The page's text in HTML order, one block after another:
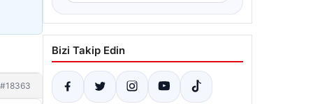
#18363
Bizi Takip Edin